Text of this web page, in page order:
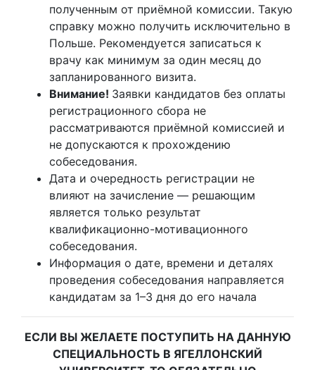
полученным от приёмной комиссии. Такую
справку можно получить исключительно в
Польше. Рекомендуется записаться к
врачу как минимум за один месяц до
запланированного визита.
Внимание! Заявки кандидатов без оплаты
регистрационного сбора не
рассматриваются приёмной комиссией и
не допускаются к прохождению
собеседования.
Дата и очередность регистрации не
влияют на зачисление — решающим
является только результат
квалификационно-мотивационного
собеседования.
Информация о дате, времени и деталях
проведения собеседования направляется
кандидатам за 1–3 дня до его начала
ЕСЛИ ВЫ ЖЕЛАЕТЕ ПОСТУПИТЬ НА ДАННУЮ
СПЕЦИАЛЬНОСТЬ В ЯГЕЛЛОНСКИЙ